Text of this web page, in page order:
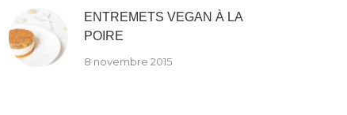
ENTREMETS VEGAN À LA
POIRE
8 novembre 2015